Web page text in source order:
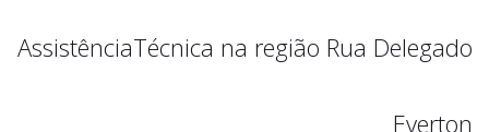
AssistênciaTécnica na região Rua Delegado
Everton